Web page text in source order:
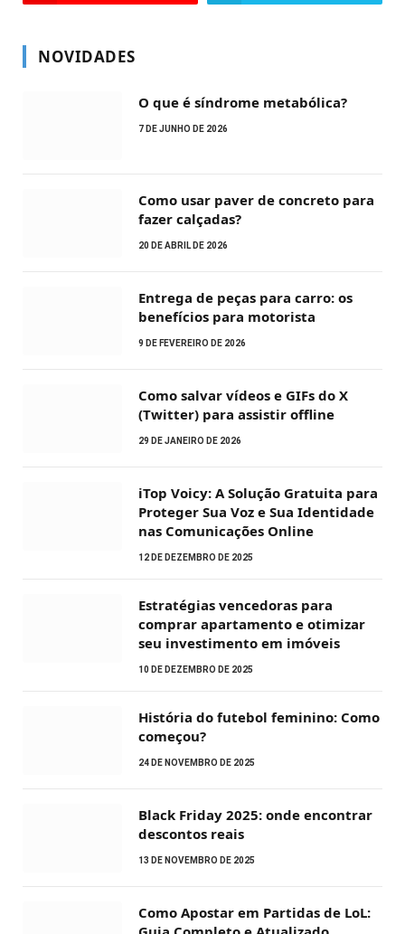
NOVIDADES
O que é síndrome metabólica?
7 DE JUNHO DE 2026
Como usar paver de concreto para
fazer calçadas?
20 DE ABRIL DE 2026
Entrega de peças para carro: os
benefícios para motorista
9 DE FEVEREIRO DE 2026
Como salvar vídeos e GIFs do X
(Twitter) para assistir offline
29 DE JANEIRO DE 2026
iTop Voicy: A Solução Gratuita para
Proteger Sua Voz e Sua Identidade
nas Comunicações Online
12 DE DEZEMBRO DE 2025
Estratégias vencedoras para
comprar apartamento e otimizar
seu investimento em imóveis
10 DE DEZEMBRO DE 2025
História do futebol feminino: Como
começou?
24 DE NOVEMBRO DE 2025
Black Friday 2025: onde encontrar
descontos reais
13 DE NOVEMBRO DE 2025
Como Apostar em Partidas de LoL: